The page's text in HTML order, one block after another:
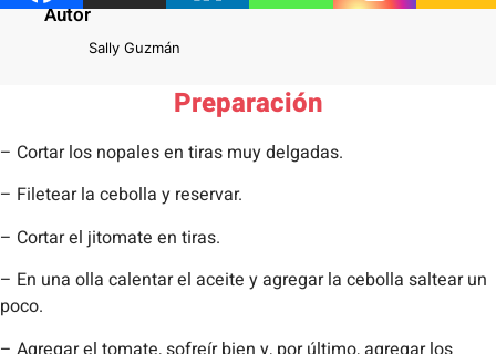
Autor
Sally Guzmán
Preparación
– Cortar los nopales en tiras muy delgadas.
– Filetear la cebolla y reservar.
– Cortar el jitomate en tiras.
– En una olla calentar el aceite y agregar la cebolla saltear un
poco.